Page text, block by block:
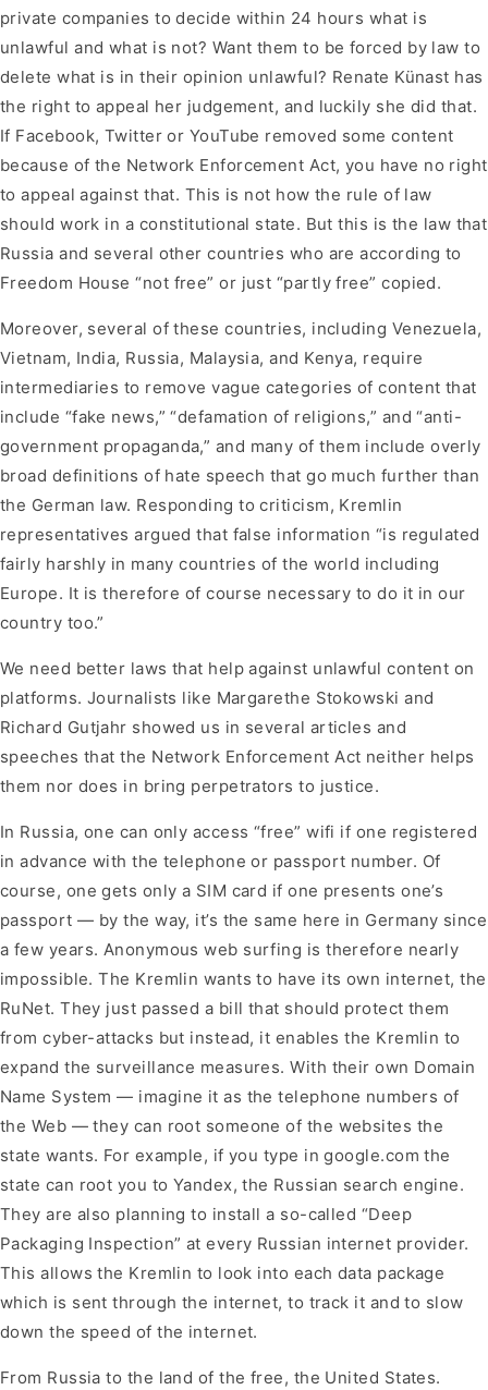
private companies to decide within 24 hours what is
unlawful and what is not? Want them to be forced by law to
delete what is in their opinion unlawful? Renate Künast has
the right to appeal her judgement, and luckily she did that.
If Facebook, Twitter or YouTube removed some content
because of the Network Enforcement Act, you have no right
to appeal against that. This is not how the rule of law
should work in a constitutional state. But this is the law that
Russia and several other countries who are according to
Freedom House “not free” or just “partly free” copied.
Moreover, several of these countries, including Venezuela,
Vietnam, India, Russia, Malaysia, and Kenya, require
intermediaries to remove vague categories of content that
include “fake news,” “defamation of religions,” and “anti-
government propaganda,” and many of them include overly
broad definitions of hate speech that go much further than
the German law. Responding to criticism, Kremlin
representatives argued that false information “is regulated
fairly harshly in many countries of the world including
Europe. It is therefore of course necessary to do it in our
country too.”
We need better laws that help against unlawful content on
platforms. Journalists like Margarethe Stokowski and
Richard Gutjahr showed us in several articles and
speeches that the Network Enforcement Act neither helps
them nor does in bring perpetrators to justice.
In Russia, one can only access “free” wifi if one registered
in advance with the telephone or passport number. Of
course, one gets only a SIM card if one presents one’s
passport — by the way, it’s the same here in Germany since
a few years. Anonymous web surfing is therefore nearly
impossible. The Kremlin wants to have its own internet, the
RuNet. They just passed a bill that should protect them
from cyber-attacks but instead, it enables the Kremlin to
expand the surveillance measures. With their own Domain
Name System — imagine it as the telephone numbers of
the Web — they can root someone of the websites the
state wants. For example, if you type in google.com the
state can root you to Yandex, the Russian search engine.
They are also planning to install a so-called “Deep
Packaging Inspection” at every Russian internet provider.
This allows the Kremlin to look into each data package
which is sent through the internet, to track it and to slow
down the speed of the internet.
From Russia to the land of the free, the United States.